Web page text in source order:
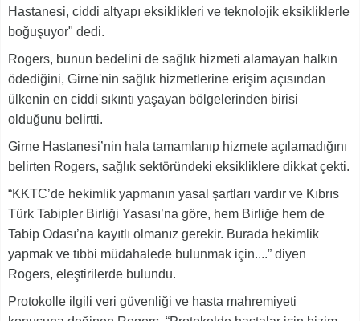
Hastanesi, ciddi altyapı eksiklikleri ve teknolojik eksikliklerle
boğuşuyor" dedi.
Rogers, bunun bedelini de sağlık hizmeti alamayan halkın
ödediğini, Girne'nin sağlık hizmetlerine erişim açısından
ülkenin en ciddi sıkıntı yaşayan bölgelerinden birisi
olduğunu belirtti.
Girne Hastanesi’nin hala tamamlanıp hizmete açılamadığını
belirten Rogers, sağlık sektöründeki eksikliklere dikkat çekti.
“KKTC’de hekimlik yapmanın yasal şartları vardır ve Kıbrıs
Türk Tabipler Birliği Yasası’na göre, hem Birliğe hem de
Tabip Odası’na kayıtlı olmanız gerekir. Burada hekimlik
yapmak ve tıbbi müdahalede bulunmak için....” diyen
Rogers, eleştirilerde bulundu.
Protokolle ilgili veri güvenliği ve hasta mahremiyeti